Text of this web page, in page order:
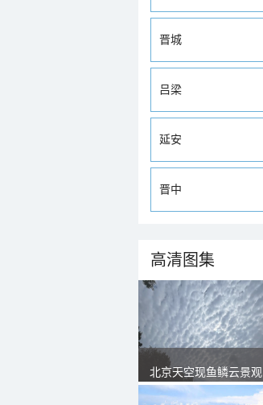
晋城
吕梁
延安
晋中
高清图集
北京天空现鱼鳞云景观